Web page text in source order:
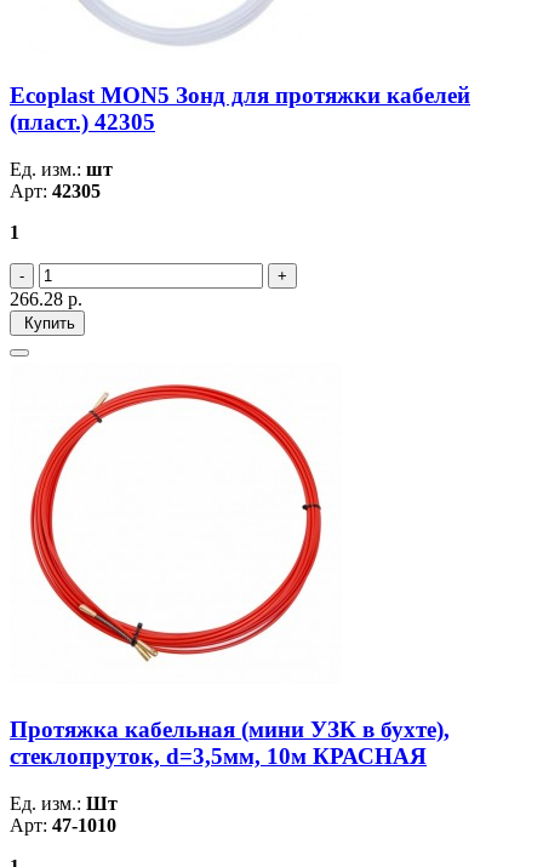
Ecoplast MON5 Зонд для протяжки кабелей
(пласт.) 42305
Ед. изм.: шт
Арт: 42305
1
266.28 р.
Купить
Протяжка кабельная (мини УЗК в бухте),
стеклопруток, d=3,5мм, 10м КРАСНАЯ
Ед. изм.: Шт
Арт: 47-1010